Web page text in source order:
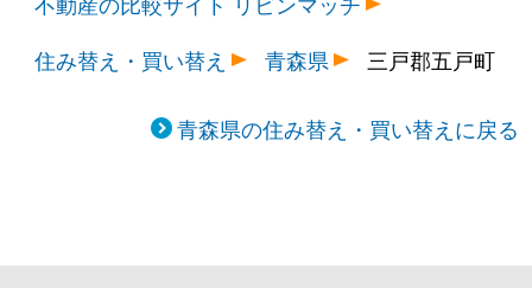
住み替え・買い替え
青森県 三戸郡五戸町
青森県の住み替え・買い替えに戻る